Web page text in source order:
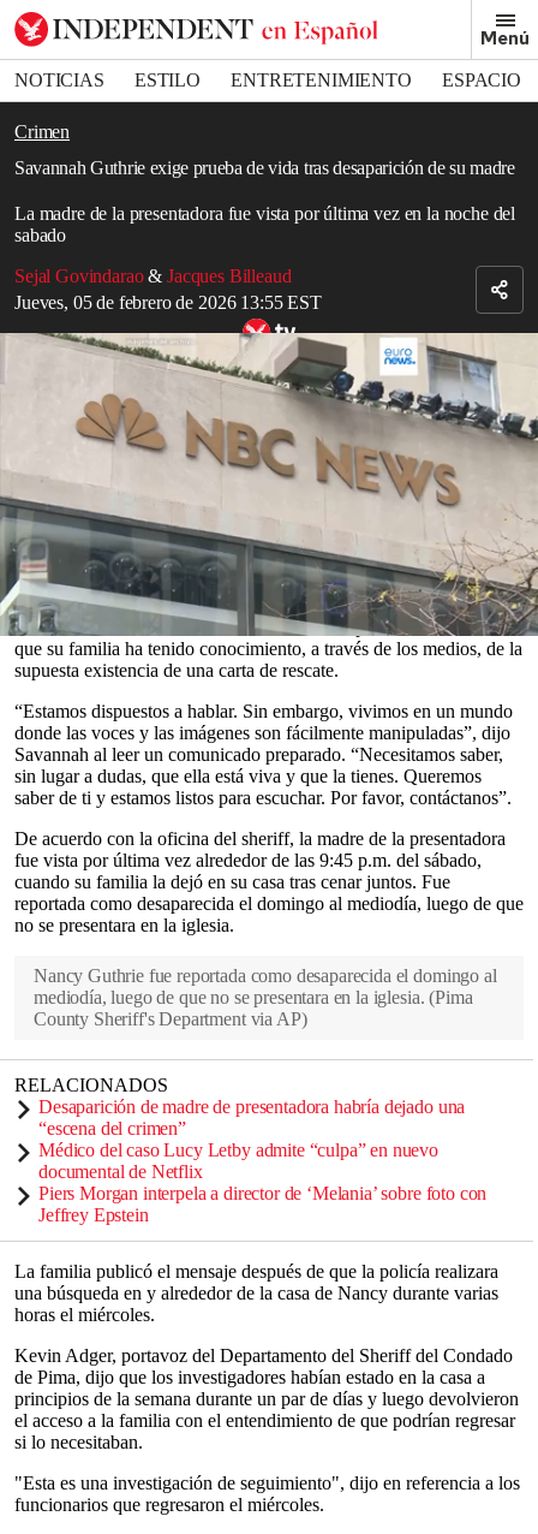
Menú
NOTICIAS ESTILO ENTRETENIMIENTO
ESPACIO
DEPORTES
Crimen
Savannah Guthrie exige prueba de vida tras desaparición de su madre
La madre de la presentadora fue vista por última vez en la noche del
sabado
Sejal Govindarao & Jacques Billeaud
Jueves, 05 de febrero de 2026 13:55 EST
Bookmark popover
Removed from bookmarks
Close popover
seconds
seconds
La familia de Savannah Guthrie, dispuesta a negociar un rescate por
su madre secuestrada
Hasta lamañanadel jueves no se había hecho pública ninguna
respuesta al mensaje que la presentadora del programaToday
NBC ,
, dirigió al presunto secuestrador de su
madre, de 84 años.
En un video grabado y difundido en redes sociales el miércoles,
Savannah afirmó que su familia está dispuesta a entablar
comunicación, pero exige pruebas de que Nancy Guthrie, a quien
las autoridades creen que fue sacada de su vivienda enArizonaen
contra de su voluntad, continúa con vida. La presentadora señaló
que su familia ha tenido conocimiento, a través de los medios, de la
supuesta existencia de una carta de rescate.
“Estamos dispuestos a hablar. Sin embargo, vivimos en un mundo
donde las voces y las imágenes son fácilmente manipuladas”, dijo
Savannah al leer un comunicado preparado. “Necesitamos saber,
sin lugar a dudas, que ella está viva y que la tienes. Queremos
saber de ti y estamos listos para escuchar. Por favor, contáctanos”.
De acuerdo con la oficina del sheriff, la madre de la presentadora
fue vista por última vez alrededor de las 9:45 p.m. del sábado,
cuando su familia la dejó en su casa tras cenar juntos. Fue
reportada como desaparecida el domingo al mediodía, luego de que
no se presentara en la iglesia.
Nancy Guthrie fue reportada como desaparecida el domingo al
mediodía, luego de que no se presentara en la iglesia. (Pima
County Sheriff's Department via AP)
RELACIONADOS
Desaparición de madre de presentadora habría dejado una
“escena del crimen”
Médico del caso Lucy Letby admite “culpa” en nuevo
documental de Netflix
Piers Morgan interpela a director de ‘Melania’ sobre foto con
Jeffrey Epstein
La familia publicó el mensaje después de que la policía realizara
una búsqueda en y alrededor de la casa de Nancy durante varias
horas el miércoles.
Kevin Adger, portavoz del Departamento del Sheriff del Condado
de Pima, dijo que los investigadores habían estado en la casa a
principios de la semana durante un par de días y luego devolvieron
el acceso a la familia con el entendimiento de que podrían regresar
si lo necesitaban.
"Esta es una investigación de seguimiento", dijo en referencia a los
funcionarios que regresaron el miércoles.